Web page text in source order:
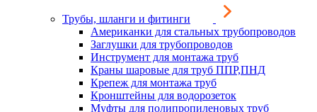
Трубы, шланги и фитинги
Американки для стальных трубопроводов
Заглушки для трубопроводов
Инструмент для монтажа труб
Краны шаровые для труб ППР,ПНД
Крепеж для монтажа труб
Кронштейны для водорозеток
Муфты для полипропиленовых труб